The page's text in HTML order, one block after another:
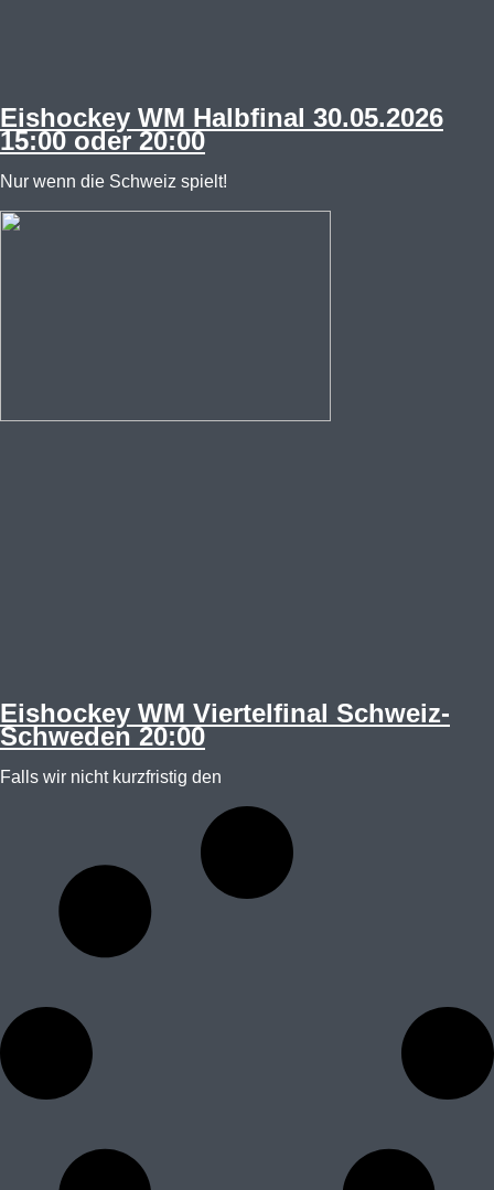
Eishockey WM Halbfinal 30.05.2026
15:00 oder 20:00
Nur wenn die Schweiz spielt!
Eishockey WM Viertelfinal Schweiz-
Schweden 20:00
Falls wir nicht kurzfristig den